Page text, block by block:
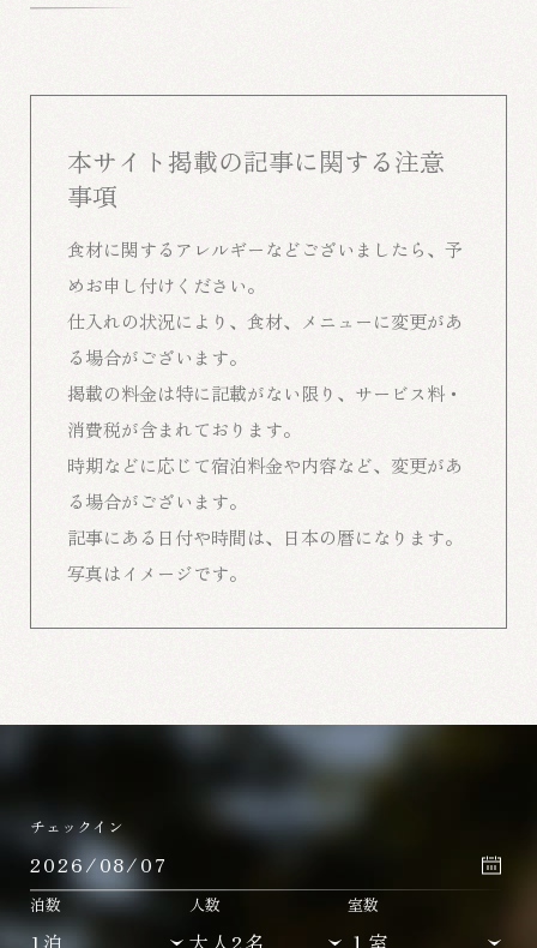
本サイト掲載の記事に関する注意
事項
食材に関するアレルギーなどございましたら、予
めお申し付けください。
仕入れの状況により、食材、メニューに変更があ
る場合がございます。
掲載の料金は特に記載がない限り、サービス料・
消費税が含まれております。
時期などに応じて宿泊料金や内容など、変更があ
る場合がございます。
記事にある日付や時間は、日本の暦になります。
写真はイメージです。
チェックイン
泊数 人数 室数